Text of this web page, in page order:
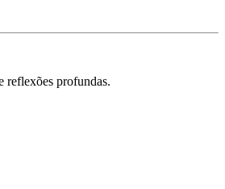
reflexões profundas.